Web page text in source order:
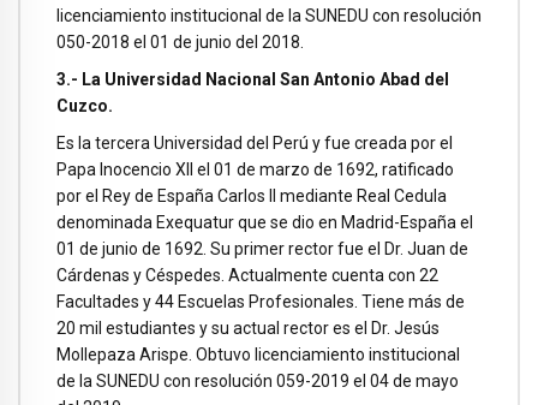
licenciamiento institucional de la SUNEDU con resolución
050-2018 el 01 de junio del 2018.
3.- La Universidad Nacional San Antonio Abad del
Cuzco.
Es la tercera Universidad del Perú y fue creada por el
Papa Inocencio XII el 01 de marzo de 1692, ratificado
por el Rey de España Carlos II mediante Real Cedula
denominada Exequatur que se dio en Madrid-España el
01 de junio de 1692. Su primer rector fue el Dr. Juan de
Cárdenas y Céspedes. Actualmente cuenta con 22
Facultades y 44 Escuelas Profesionales. Tiene más de
20 mil estudiantes y su actual rector es el Dr. Jesús
Mollepaza Arispe. Obtuvo licenciamiento institucional
de la SUNEDU con resolución 059-2019 el 04 de mayo